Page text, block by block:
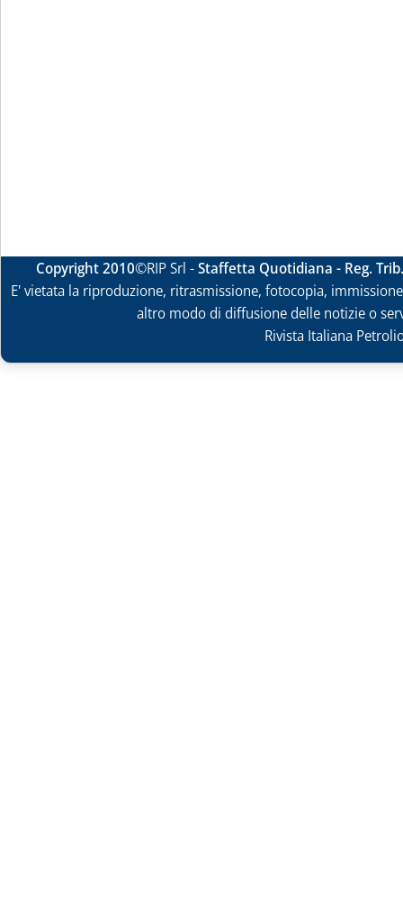
Copyright 2010©RIP Srl -Staffetta Quotidiana - Reg.
E' vietata la riproduzione, ritrasmissione, fotocopia,
altro modo di diffusione delle notizie o
Rivista Italiana